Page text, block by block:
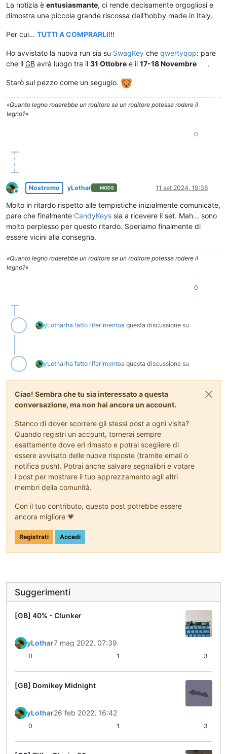
La notizia è entusiasmante, ci rende decisamente orgogliosi e
dimostra una piccola grande riscossa dell'hobby made in Italy.
Per cui... TUTTI A COMPRARLI!!!
Ho avvistato la nuova run sia su SwagKey che qwertyqop: pare
che il GB avrà luogo tra il 31 Ottobre e il 17-18 Novembre .
Starò sul pezzo come un segugio.
«Quanto legno roderebbe un roditore se un roditore potesse rodere il
legno?»
0
Non in linea
Nostromo yLothar MODS 11 set 2024, 19:38
Molto in ritardo rispetto alle tempistiche inizialmente comunicate,
pare che finalmente CandyKeys sia a ricevere il set. Mah... sono
molto perplesso per questo ritardo. Speriamo finalmente di
essere vicini alla consegna.
«Quanto legno roderebbe un roditore se un roditore potesse rodere il
legno?»
0
yLotharha fatto riferimentoa questa discussione su
yLotharha fatto riferimentoa questa discussione su
Ciao! Sembra che tu sia interessato a questa
conversazione, ma non hai ancora un account.
Stanco di dover scorrere gli stessi post a ogni visita?
Quando registri un account, tornerai sempre
esattamente dove eri rimasto e potrai scegliere di
essere avvisato delle nuove risposte (tramite email o
notifica push). Potrai anche salvare segnalibri e votare
i post per mostrare il tuo apprezzamento agli altri
membri della comunità.
Con il tuo contributo, questo post potrebbe essere
ancora migliore 💗
Registrati Accedi
Suggerimenti
[GB] 40% - Clunker
yLothar7 mag 2022, 07:39
0 1 3
[GB] Domikey Midnight
yLothar26 feb 2022, 16:42
0 1 3